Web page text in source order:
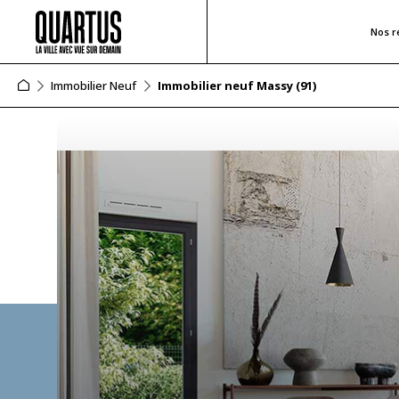
Nos
Immobilier Neuf Immobilier neuf Massy (91)